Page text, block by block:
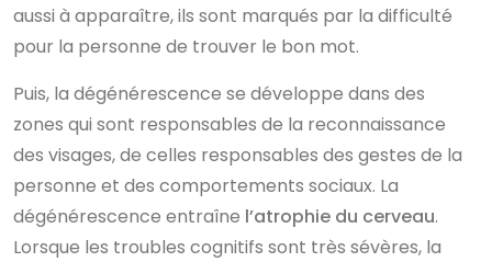
aussi à apparaître, ils sont marqués par la difficulté
pour la personne de trouver le bon mot.
Puis, la dégénérescence se développe dans des
zones qui sont responsables de la reconnaissance
des visages, de celles responsables des gestes de la
personne et des comportements sociaux. La
dégénérescence entraîne l’atrophie du cerveau.
Lorsque les troubles cognitifs sont très sévères, la